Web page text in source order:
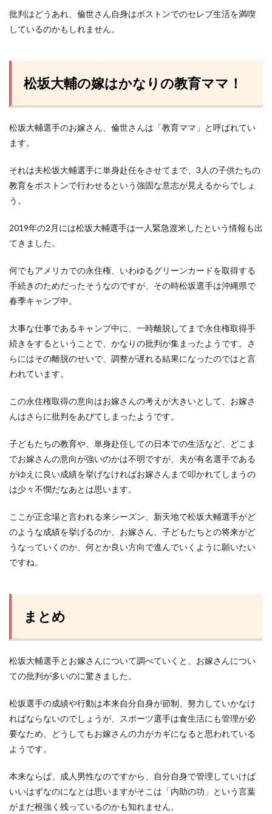
批判はどうあれ、倫世さん自身はボストンでのセレブ生活を満喫
しているのかもしれません。
松坂大輔の嫁はかなりの教育ママ！
松坂大輔選手のお嫁さん、倫世さんは「教育ママ」と呼ばれてい
ます。
それは夫松坂大輔選手に単身赴任をさせてまで、3人の子供たちの
教育をボストンで行わせるという強固な意志が見えるからでしょ
う。
2019年の2月には松坂大輔選手は一人緊急渡米したという情報も出
てきました。
何でもアメリカでの永住権、いわゆるグリーンカードを取得する
手続きのためだったそうなのですが、その時松坂選手は沖縄県で
春季キャンプ中。
大事な仕事であるキャンプ中に、一時離脱してまで永住権取得手
続きをするということで、かなりの批判が集まったようです。さ
らにはその離脱のせいで、調整が遅れる結果になったのではと言
われています。
この永住権取得の意向はお嫁さんの考えが大きいとして、お嫁さ
んはさらに批判をあびてしまったようです。
子どもたちの教育や、単身赴任しての日本での生活など、どこま
でお嫁さんの意向が強いのかは不明ですが、夫が有名選手である
がゆえに良い成績を挙げなければお嫁さんまで叩かれてしまうの
は少々不憫だなあとは思います。
ここが正念場と言われる来シーズン、新天地で松坂大輔選手がど
のような成績を挙げるのか、お嫁さん、子どもたちとの将来がど
うなっていくのか、何とか良い方向で進んでいくように願いたい
ですね。
まとめ
松坂大輔選手とお嫁さんについて調べていくと、お嫁さんについ
ての批判が多いのに驚きました。
松坂選手の成績や行動は本来自分自身が節制、努力していかなけ
ればならないのでしょうが、スポーツ選手は食生活にも管理が必
要なため、どうしてもお嫁さんの力がカギになると思われている
ようです。
本来ならば、成人男性なのですから、自分自身で管理していけば
いいはずなのになとは思いますがそこは「内助の功」という言葉
がまだ根強く残っているのかも知れません。